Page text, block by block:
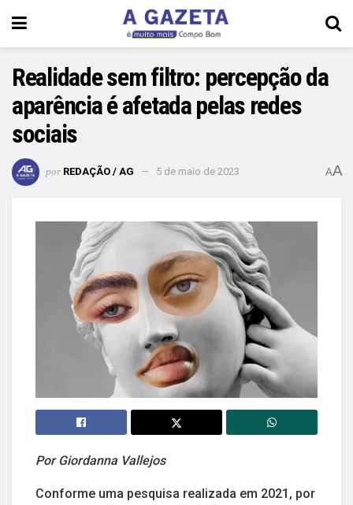
Realidade sem filtro: percepção da
aparência é afetada pelas redes
sociais
por REDAÇÃO / AG 5 de maio de 2023 AA
Por Giordanna Vallejos
Conforme uma pesquisa realizada em 2021, por